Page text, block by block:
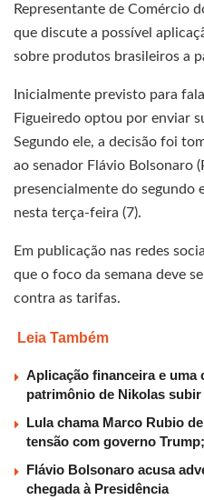
Representante de Comércio
que discute a possível
sobre produtos brasileiros a
Inicialmente previsto para
Figueiredo optou por enviar
Segundo ele, a decisão foi
ao senador Flávio Bolsonaro
presencialmente do segundo
nesta terça-feira (7).
Em publicação nas redes
que o foco da semana deve
contra as tarifas.
Leia Também
Aplicação financeira e uma
patrimônio de Nikolas
Lula chama Marco Rubio
tensão com governo
Flávio Bolsonaro acusa
chegada à Presidência